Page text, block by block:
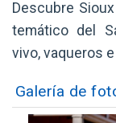
Descubre Sioux
temático del
vivo, vaqueros
Galería de